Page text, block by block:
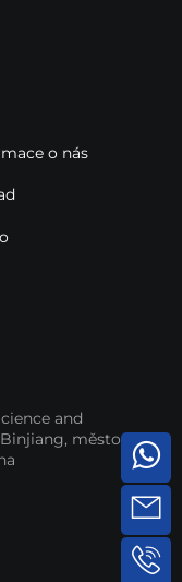
o nás
and
město